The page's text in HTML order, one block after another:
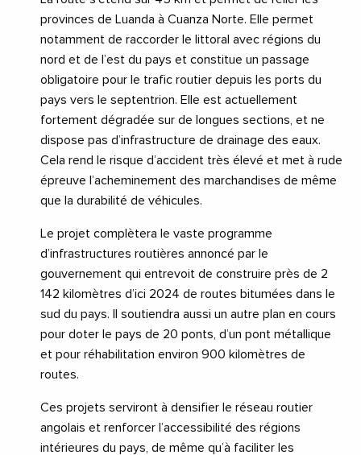
provinces de Luanda à Cuanza Norte. Elle permet
notamment de raccorder le littoral avec régions du
nord et de l’est du pays et constitue un passage
obligatoire pour le trafic routier depuis les ports du
pays vers le septentrion. Elle est actuellement
fortement dégradée sur de longues sections, et ne
dispose pas d’infrastructure de drainage des eaux.
Cela rend le risque d’accident très élevé et met à rude
épreuve l’acheminement des marchandises de même
que la durabilité de véhicules.
Le projet complètera le vaste programme
d’infrastructures routières annoncé par le
gouvernement qui entrevoit de construire près de 2
142 kilomètres d’ici 2024 de routes bitumées dans le
sud du pays. Il soutiendra aussi un autre plan en cours
pour doter le pays de 20 ponts, d’un pont métallique
et pour réhabilitation environ 900 kilomètres de
routes.
Ces projets serviront à densifier le réseau routier
angolais et renforcer l’accessibilité des régions
intérieures du pays, de même qu’à faciliter les